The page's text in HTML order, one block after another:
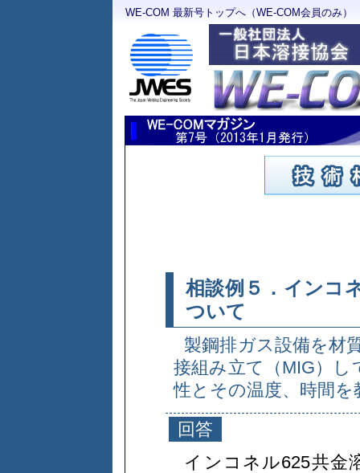
WE-COM 最新号トップへ（WE-COM会員のみ）
相談例５．インコ
ついて
製鋼排ガス設備を材
接組み立て（MIG）
性とその温度、時間
回答
インコネル625共金